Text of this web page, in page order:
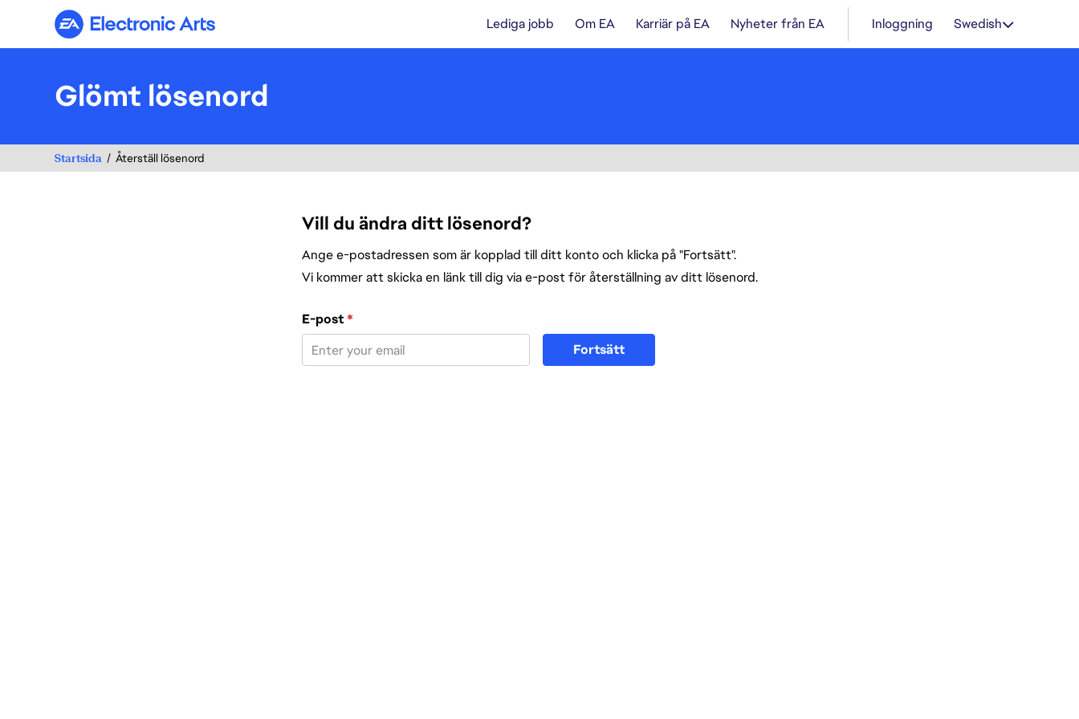
Electronic Arts Lediga jobb Om EA Karriär på EA Nyheter från EA Inloggning Swedish
Glömt lösenord
Startsida Återställ lösenord
Vill du ändra ditt lösenord?
Ange e-postadressen som är kopplad till ditt konto och klicka på "Fortsätt".
Vi kommer att skicka en länk till dig via e-post för återställning av ditt lösenord.
Återställ lösenord med din e-post
E-post*
Fortsätt